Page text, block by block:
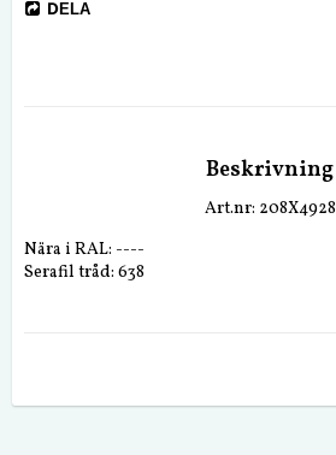
DELA
Beskrivning
Art.nr: 208X4928
Nära i RAL: ----
Serafil tråd: 638